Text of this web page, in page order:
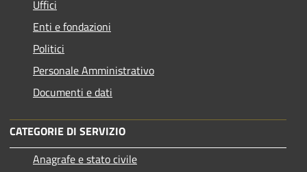
Uffici
Enti e fondazioni
Politici
Personale Amministrativo
Documenti e dati
CATEGORIE DI SERVIZIO
Anagrafe e stato civile